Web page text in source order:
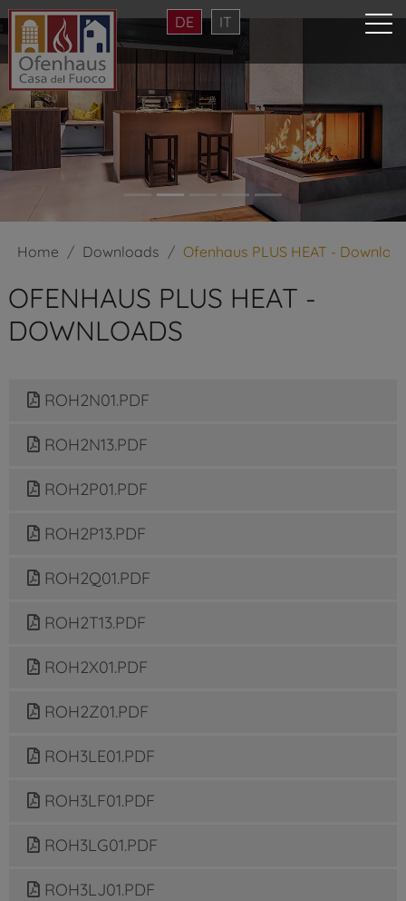
DE IT
Home Downloads Ofenhaus PLUS HEAT -
OFENHAUS PLUS HEAT -
DOWNLOADS
ROH2N01.PDF
ROH2N13.PDF
ROH2P01.PDF
ROH2P13.PDF
ROH2Q01.PDF
ROH2T13.PDF
ROH2X01.PDF
ROH2Z01.PDF
ROH3LE01.PDF
ROH3LF01.PDF
ROH3LG01.PDF
ROH3LJ01.PDF